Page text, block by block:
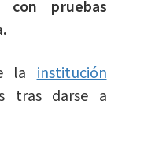
pruebas
lainstitución
tras darse a